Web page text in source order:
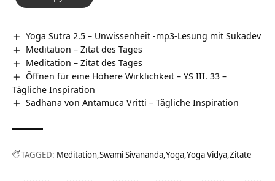
Yoga Sutra 2.5 – Unwissenheit -mp3-Lesung mit Sukadev
Meditation – Zitat des Tages
Meditation – Zitat des Tages
Öffnen für eine Höhere Wirklichkeit – YS III. 33 –
Tägliche Inspiration
Sadhana von Antamuca Vritti – Tägliche Inspiration
TAGGED: Meditation Swami Sivananda Yoga Yoga Vidya Zitate